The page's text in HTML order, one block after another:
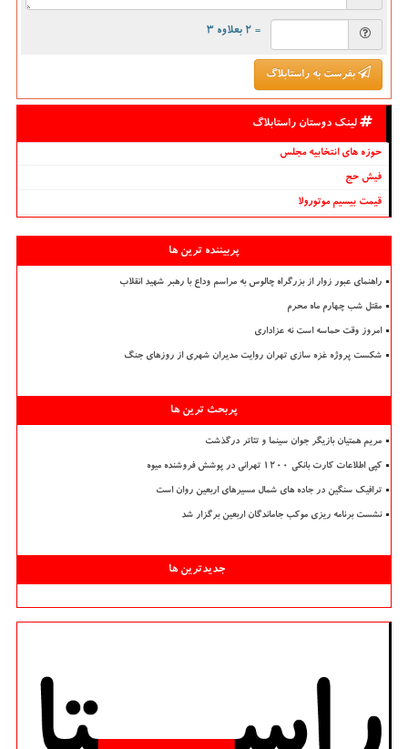
= ۲ بعلاوه ۳
بفرست به راستابلاگ
لینک دوستان راستابلاگ
حوزه های انتخابیه مجلس
فیش حج
قیمت بیسیم موتورولا
پربیننده ترین ها
راهنمای عبور زوار از بزرگراه چالوس به مراسم وداع با رهبر شهید انقلاب
مقتل شب چهارم ماه محرم
امروز وقت حماسه است نه عزاداری
شکست پروژه غزه سازی تهران روایت مدیران شهری از روزهای جنگ
پربحث ترین ها
مریم همتیان بازیگر جوان سینما و تئاتر درگذشت
کپی اطلاعات کارت بانکی ۱۲۰۰ تهرانی در پوشش فروشنده میوه
ترافیک سنگین در جاده های شمال مسیرهای اربعین روان است
نشست برنامه ریزی موکب جاماندگان اربعین برگزار شد
جدیدترین ها